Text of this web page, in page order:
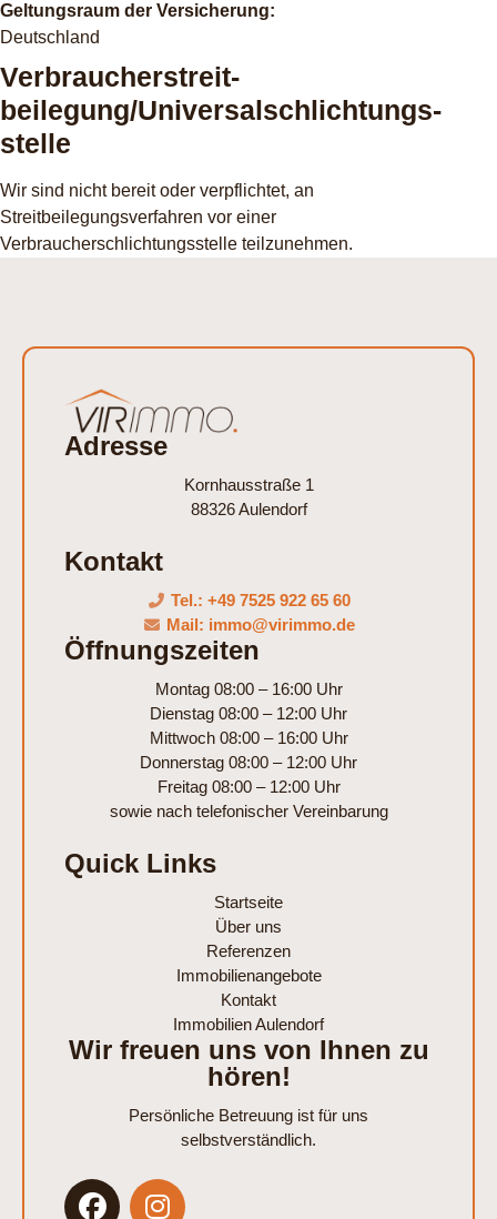
Geltungsraum der Versicherung:
Deutschland
Verbraucher­streit­
beilegung/Universal­schlichtungs­
stelle
Wir sind nicht bereit oder verpflichtet, an
Streitbeilegungsverfahren vor einer
Verbraucherschlichtungsstelle teilzunehmen.
Adresse
Kornhausstraße 1
88326 Aulendorf
Kontakt
Tel.: +49 7525 922 65 60
Mail: immo@virimmo.de
Öffnungszeiten
Montag 08:00 – 16:00 Uhr
Dienstag 08:00 – 12:00 Uhr
Mittwoch 08:00 – 16:00 Uhr
Donnerstag 08:00 – 12:00 Uhr
Freitag 08:00 – 12:00 Uhr
sowie nach telefonischer Vereinbarung
Quick Links
Startseite
Über uns
Referenzen
Immobilienangebote
Kontakt
Immobilien Aulendorf
Wir freuen uns von Ihnen zu
hören!
Persönliche Betreuung ist für uns
selbstverständlich.